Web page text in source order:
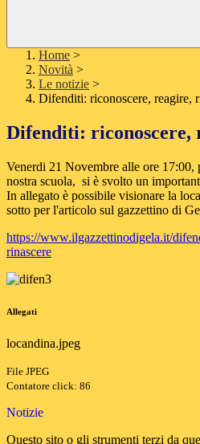
Home >
Novità >
Le notizie >
Difenditi: riconoscere, reagire,
Difenditi: riconoscere,
Venerdi 21 Novembre alle ore 17:00,
nostra scuola, si è svolto un
In allegato è possibile visionare la
sotto per l'articolo sul gazzettino di
https://www.ilgazzettinodigela.it/
rinascere
Allegati
locandina.jpeg
File JPEG
Contatore click: 86
Notizie
Questo sito o gli strumenti terzi da